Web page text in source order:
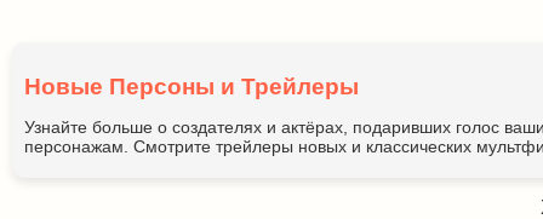
Новые Персоны и Трейлеры
Узнайте больше о создателях и актёрах, подаривших голос
персонажам. Смотрите трейлеры новых и классических